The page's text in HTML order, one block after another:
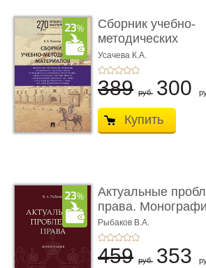
Сборник учебно-
методических
материалов по кур
Усачева К.А.
389 руб. 300
Купить
Актуальные
права.
Рыбаков В.А.
459 руб. 353